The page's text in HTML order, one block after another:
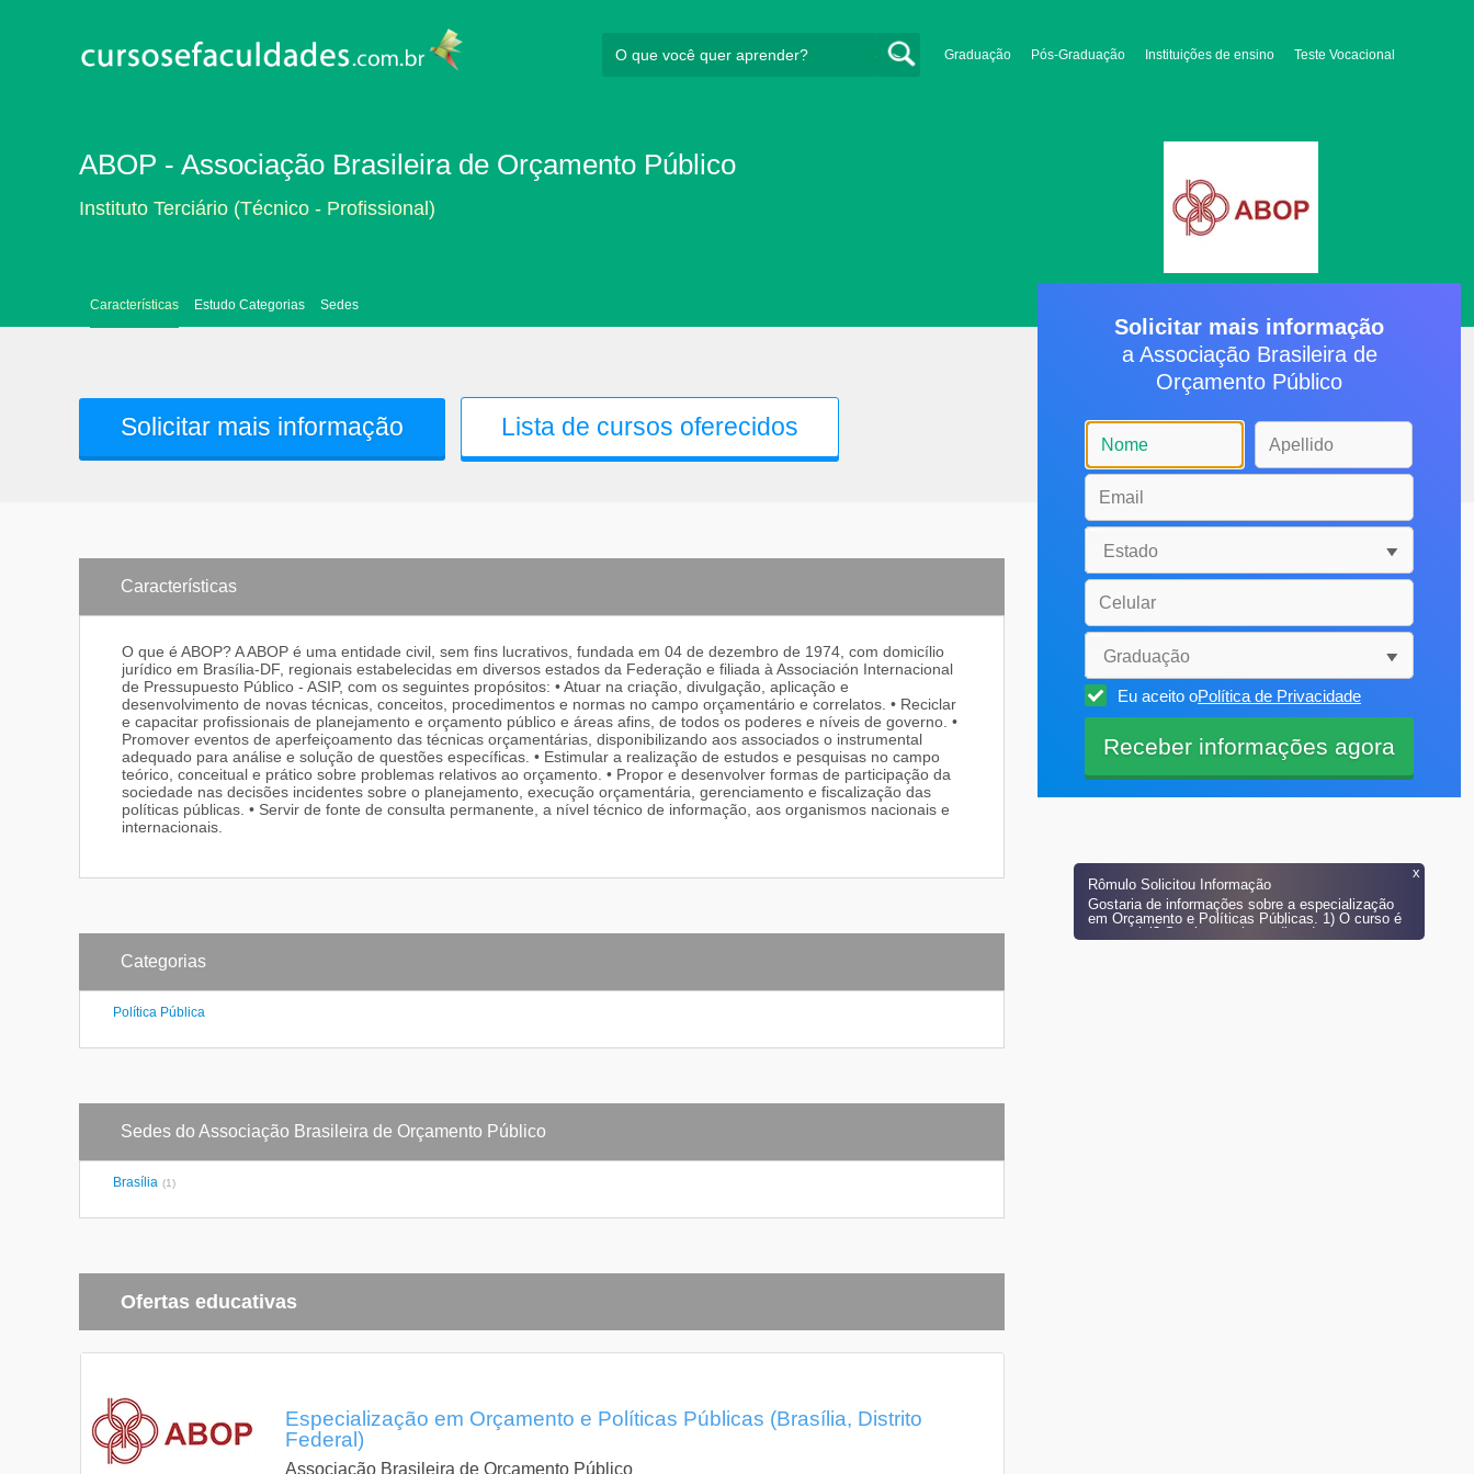
Graduação Pós-Graduação Instituições de ensino Teste Vocacional
ABOP - Associação Brasileira de Orçamento Público
Instituto Terciário (Técnico - Profissional)
Características Estudo Categorias Sedes
Solicitar mais informação Lista de cursos oferecidos
Características
O que é ABOP? A ABOP é uma entidade civil, sem fins lucrativos, fundada em 04 de dezembro de 1974, com domicílio
jurídico em Brasília-DF, regionais estabelecidas em diversos estados da Federação e filiada à Associación Internacional
de Pressupuesto Público - ASIP, com os seguintes propósitos: • Atuar na criação, divulgação, aplicação e
desenvolvimento de novas técnicas, conceitos, procedimentos e normas no campo orçamentário e correlatos. • Reciclar
e capacitar profissionais de planejamento e orçamento público e áreas afins, de todos os poderes e níveis de governo. •
Promover eventos de aperfeiçoamento das técnicas orçamentárias, disponibilizando aos associados o instrumental
adequado para análise e solução de questões específicas. • Estimular a realização de estudos e pesquisas no campo
teórico, conceitual e prático sobre problemas relativos ao orçamento. • Propor e desenvolver formas de participação da
sociedade nas decisões incidentes sobre o planejamento, execução orçamentária, gerenciamento e fiscalização das
políticas públicas. • Servir de fonte de consulta permanente, a nível técnico de informação, aos organismos nacionais e
internacionais.
Categorias
Política Pública
Sedes do Associação Brasileira de Orçamento Público
Brasília (1)
Ofertas educativas
Especialização em Orçamento e Políticas Públicas (Brasília, Distrito
Federal)
Associação Brasileira de Orçamento Público
Solicitar mais informação
a Associação Brasileira de
Orçamento Público
Eu aceito oPolítica de Privacidade
Rômulo Solicitou Informação
Gostaria de informações sobre a especialização
em Orçamento e Políticas Públicas. 1) O curso é
presencial? Se sim, quais os dias da semana e
x